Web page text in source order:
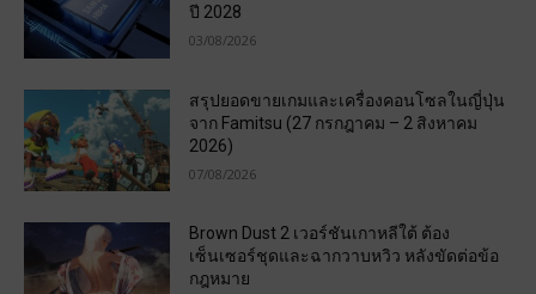
ปี 2028
03/08/2026
สรุปยอดขายเกมและเครื่องคอนโซลในญี่ปุ่น
จาก Famitsu (27 กรกฎาคม – 2 สิงหาคม
2026)
07/08/2026
Brown Dust 2 เวอร์ชันเกาหลีใต้ ต้อง
เซ็นเซอร์ชุดและฉากวาบหวิว หลังขัดต่อข้อ
กฎหมาย